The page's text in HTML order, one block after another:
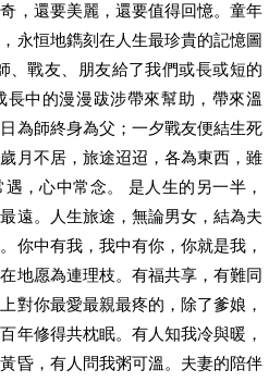
，還要美麗，還要值得回憶。童年
永恒地鐫刻在人生最珍貴的記憶圖
、戰友、朋友給了我們或長或短的
中的漫漫跋涉帶來幫助，帶來溫
為師終身為父；一夕戰友便結生死
月不居，旅途迢迢，各為東西，雖
，心中常念。 是人生的另一半，
遠。人生旅途，無論男女，結為夫
你中有我，我中有你，你就是我，
地愿為連理枝。有福共享，有難同
對你最愛最親最疼的，除了爹娘，
年修得共枕眠。有人知我冷與暖，
昏，有人問我粥可溫。夫妻的陪伴